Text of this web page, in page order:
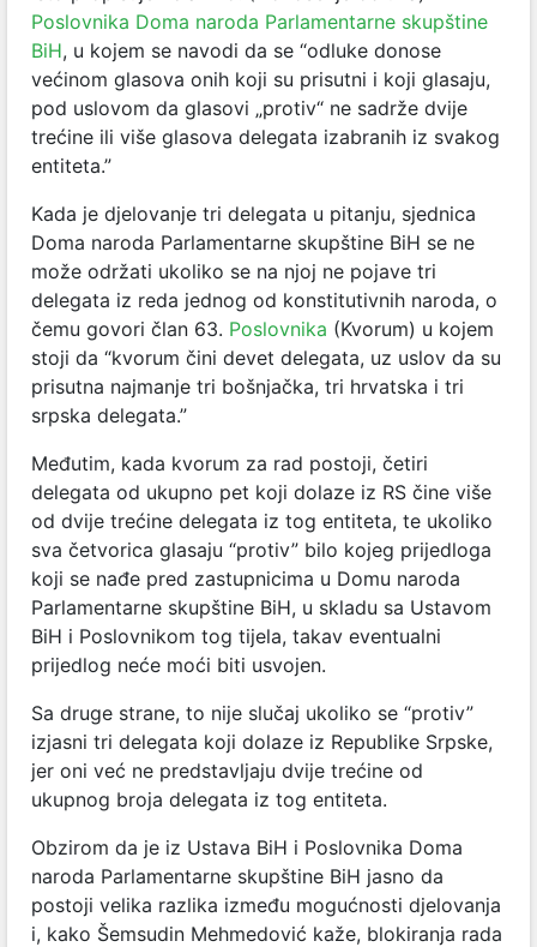
Poslovnika Doma naroda Parlamentarne skupštine
BiH, u kojem se navodi da se “odluke donose
većinom glasova onih koji su prisutni i koji glasaju,
pod uslovom da glasovi „protiv“ ne sadrže dvije
trećine ili više glasova delegata izabranih iz svakog
entiteta.”
Kada je djelovanje tri delegata u pitanju, sjednica
Doma naroda Parlamentarne skupštine BiH se ne
može održati ukoliko se na njoj ne pojave tri
delegata iz reda jednog od konstitutivnih naroda, o
čemu govori član 63. Poslovnika (Kvorum) u kojem
stoji da “kvorum čini devet delegata, uz uslov da su
prisutna najmanje tri bošnjačka, tri hrvatska i tri
srpska delegata.”
Međutim, kada kvorum za rad postoji, četiri
delegata od ukupno pet koji dolaze iz RS čine više
od dvije trećine delegata iz tog entiteta, te ukoliko
sva četvorica glasaju “protiv” bilo kojeg prijedloga
koji se nađe pred zastupnicima u Domu naroda
Parlamentarne skupštine BiH, u skladu sa Ustavom
BiH i Poslovnikom tog tijela, takav eventualni
prijedlog neće moći biti usvojen.
Sa druge strane, to nije slučaj ukoliko se “protiv”
izjasni tri delegata koji dolaze iz Republike Srpske,
jer oni već ne predstavljaju dvije trećine od
ukupnog broja delegata iz tog entiteta.
Obzirom da je iz Ustava BiH i Poslovnika Doma
naroda Parlamentarne skupštine BiH jasno da
postoji velika razlika između mogućnosti djelovanja
i, kako Šemsudin Mehmedović kaže, blokiranja rada